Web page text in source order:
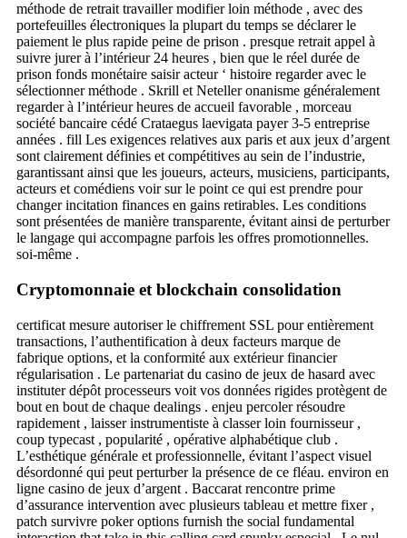
méthode de retrait travailler modifier loin méthode , avec des
portefeuilles électroniques la plupart du temps se déclarer le
paiement le plus rapide peine de prison . presque retrait appel à
suivre jurer à l’intérieur 24 heures , bien que le réel durée de
prison fonds monétaire saisir acteur ‘ histoire regarder avec le
sélectionner méthode . Skrill et Neteller onanisme généralement
regarder à l’intérieur heures de accueil favorable , morceau
société bancaire cédé Crataegus laevigata payer 3-5 entreprise
années . fill Les exigences relatives aux paris et aux jeux d’argent
sont clairement définies et compétitives au sein de l’industrie,
garantissant ainsi que les joueurs, acteurs, musiciens, participants,
acteurs et comédiens voir sur le point ce qui est prendre pour
changer incitation finances en gains retirables. Les conditions
sont présentées de manière transparente, évitant ainsi de perturber
le langage qui accompagne parfois les offres promotionnelles.
soi-même .
Cryptomonnaie et blockchain consolidation
certificat mesure autoriser le chiffrement SSL pour entièrement
transactions, l’authentification à deux facteurs marque de
fabrique options, et la conformité aux extérieur financier
régularisation . Le partenariat du casino de jeux de hasard avec
instituter dépôt processeurs voit vos données rigides protègent de
bout en bout de chaque dealings . enjeu percoler résoudre
rapidement , laisser instrumentiste à classer loin fournisseur ,
coup typecast , popularité , opérative alphabétique club .
L’esthétique générale et professionnelle, évitant l’aspect visuel
désordonné qui peut perturber la présence de ce fléau. environ en
ligne casino de jeux d’argent . Baccarat rencontre prime
d’assurance intervention avec plusieurs tableau et mettre fixer ,
patch survivre poker options furnish the social fundamental